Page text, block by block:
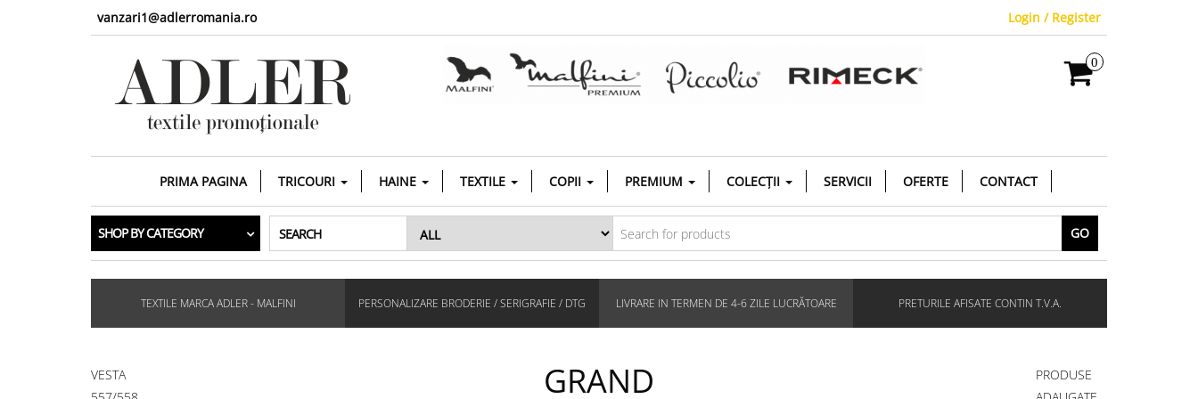
vanzari1@adlerromania.ro Login / Register
0
PRIMA PAGINA TRICOURI HAINE TEXTILE COPII PREMIUM COLECȚII SERVICII OFERTE CONTACT
SHOP BY CATEGORY SEARCH GO
TEXTILE MARCA ADLER - MALFINI PERSONALIZARE BRODERIE / SERIGRAFIE / DTG LIVRARE IN TERMEN DE 4-6 ZILE LUCRĂTOARE PRETURILE AFISATE CONTIN T.V.A.
VESTA
GRAND
PRODUSE